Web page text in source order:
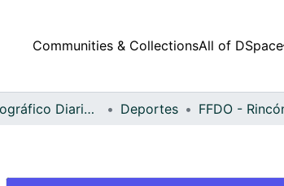
Communities & CollectionsAll of DSpace
Fondo Fotográfico Diario Occidente Deportes